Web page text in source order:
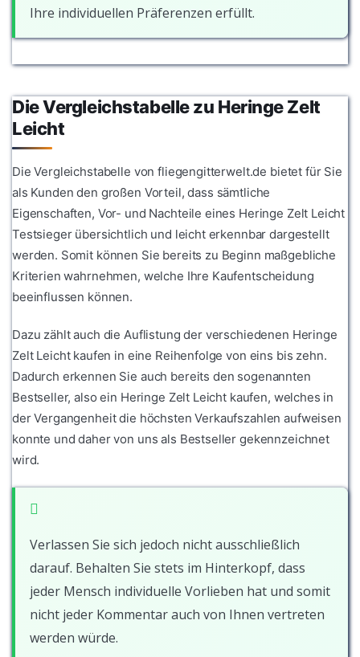
Ihre individuellen Präferenzen erfüllt.
Die Vergleichstabelle zu Heringe Zelt
Leicht
Die Vergleichstabelle von fliegengitterwelt.de bietet für Sie
als Kunden den großen Vorteil, dass sämtliche
Eigenschaften, Vor- und Nachteile eines Heringe Zelt Leicht
Testsieger übersichtlich und leicht erkennbar dargestellt
werden. Somit können Sie bereits zu Beginn maßgebliche
Kriterien wahrnehmen, welche Ihre Kaufentscheidung
beeinflussen können.
Dazu zählt auch die Auflistung der verschiedenen Heringe
Zelt Leicht kaufen in eine Reihenfolge von eins bis zehn.
Dadurch erkennen Sie auch bereits den sogenannten
Bestseller, also ein Heringe Zelt Leicht kaufen, welches in
der Vergangenheit die höchsten Verkaufszahlen aufweisen
konnte und daher von uns als Bestseller gekennzeichnet
wird.
Verlassen Sie sich jedoch nicht ausschließlich
darauf. Behalten Sie stets im Hinterkopf, dass
jeder Mensch individuelle Vorlieben hat und somit
nicht jeder Kommentar auch von Ihnen vertreten
werden würde.